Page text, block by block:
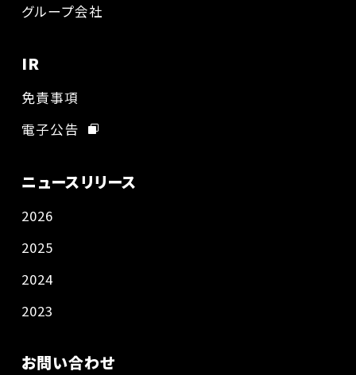
グループ会社
IR
免責事項
電子公告
ニュースリリース
2026
2025
2024
2023
お問い合わせ